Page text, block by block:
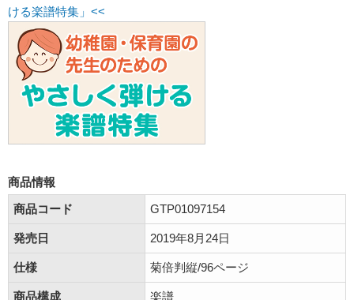
ける楽譜特集」<<
商品情報
商品コード
GTP01097154
発売日 2019年8月24日
仕様 菊倍判縦/96ページ
商品構成 楽譜